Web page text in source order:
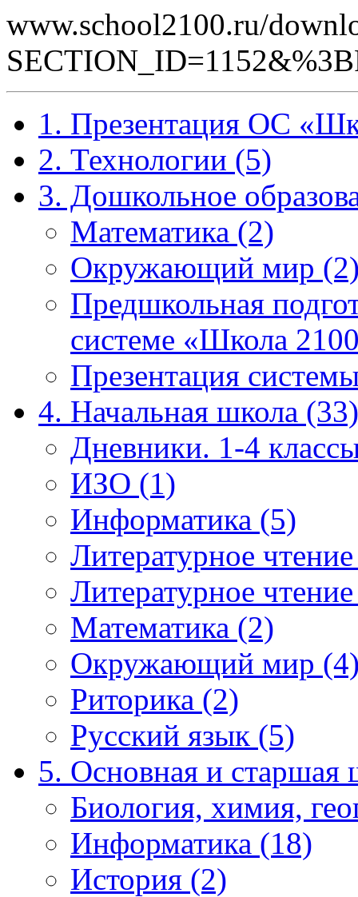
www.school2100.ru/
1. Презентация ОС
2. Технологии (5)
3. Дошкольное
Математика (2)
Окружающий мир
Предшкольная
системе «Школа
Презентация
4. Начальная школа (33)
Дневники. 1-4
ИЗО (1)
Информатика (5)
Литературное
Литературное
Математика (2)
Окружающий мир
Риторика (2)
Русский язык (5)
5. Основная и старшая
Биология, химия,
Информатика (18)
История (2)